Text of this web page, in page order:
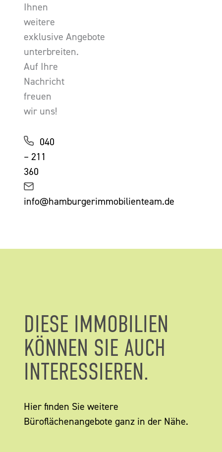
Ihnen
weitere
exklusive Angebote
unterbreiten.
Auf Ihre
Nachricht
freuen
wir uns!
040
– 211
360
info@hamburgerimmobilienteam.de
DIESE IMMOBILIEN
KÖNNEN SIE AUCH
INTERESSIEREN.
Hier finden Sie weitere
Büroflächenangebote ganz in der Nähe.